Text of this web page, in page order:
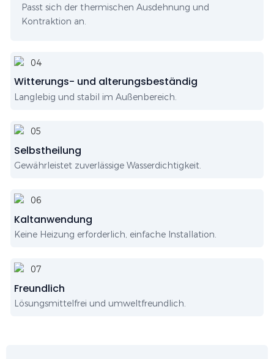
Passt sich der thermischen Ausdehnung und
Kontraktion an.
Witterungs- und alterungsbeständig
Langlebig und stabil im Außenbereich.
Selbstheilung
Gewährleistet zuverlässige Wasserdichtigkeit.
Kaltanwendung
Keine Heizung erforderlich, einfache Installation.
Freundlich
Lösungsmittelfrei und umweltfreundlich.